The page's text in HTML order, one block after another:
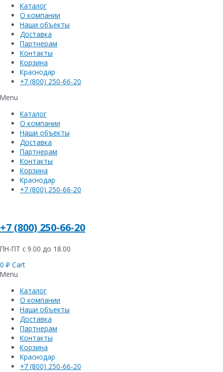
Каталог
О компании
Наши объекты
Доставка
Партнерам
Контакты
Корзина
Краснодар
+7 (800) 250-66-20
Menu
Каталог
О компании
Наши объекты
Доставка
Партнерам
Контакты
Корзина
Краснодар
+7 (800) 250-66-20
+7 (800) 250-66-20
ПН-ПТ с 9.00 до 18.00
0 ₽ Cart
Menu
Каталог
О компании
Наши объекты
Доставка
Партнерам
Контакты
Корзина
Краснодар
+7 (800) 250-66-20